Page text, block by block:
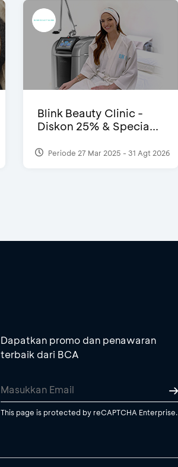
Blink Beauty Clinic -
Diskon 25% & Specia...
Periode 27 Mar 2025 - 31 Agt 2026
Dapatkan promo dan penawaran
terbaik dari BCA
This page is protected by reCAPTCHA Enterprise.